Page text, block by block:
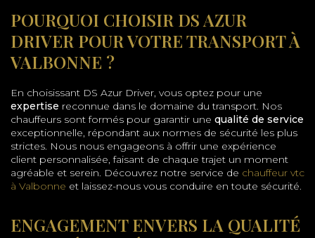
POURQUOI CHOISIR DS AZUR
DRIVER POUR VOTRE TRANSPORT À
VALBONNE ?
En choisissant DS Azur Driver, vous optez pour une
expertise reconnue dans le domaine du transport. Nos
chauffeurs sont formés pour garantir une qualité de service
exceptionnelle, répondant aux normes de sécurité les plus
strictes. Nous nous engageons à offrir une expérience
client personnalisée, faisant de chaque trajet un moment
agréable et serein. Découvrez notre service de chauffeur vtc
à Valbonne et laissez-nous vous conduire en toute sécurité.
ENGAGEMENT ENVERS LA QUALITÉ